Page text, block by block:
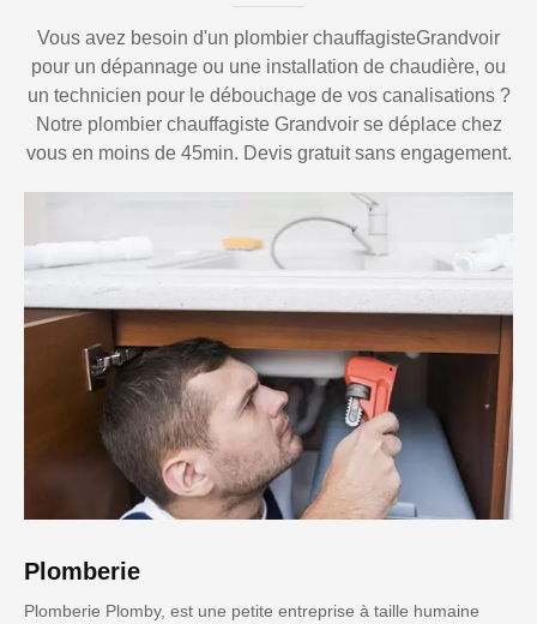
Vous avez besoin d'un plombier chauffagisteGrandvoir
pour un dépannage ou une installation de chaudière, ou
un technicien pour le débouchage de vos canalisations ?
Notre plombier chauffagiste Grandvoir se déplace chez
vous en moins de 45min. Devis gratuit sans engagement.
Plomberie
Plomberie Plomby, est une petite entreprise à taille humaine